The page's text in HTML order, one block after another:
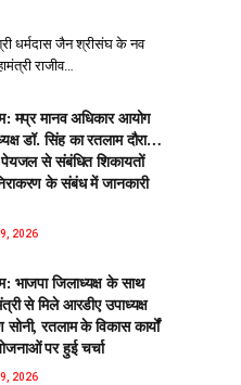
धर्मदास जैन श्रीसंघ के नव
राजीव…
मप्र मानव अधिकार आयोग
डॉ. सिंह का रतलाम दौरा…
पेयजल से‌ संबंधित शिकायतों
के संबंध में जानकारी
2026
भाजपा जिलाध्यक्ष के साथ
से मिले आरडीए उपाध्यक्ष
सोनी, रतलाम के विकास कार्यों
पर हुई चर्चा
2026